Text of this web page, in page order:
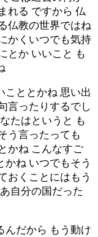
れる ですから 仏
仏教の世界ではね
かくいつでも気持
とか いいこと も
こととかね 思い出
言ったりするでし
たはというと も
う言ったっても
かね こんなすご
ね いつでもそう
おくことにはもう
自分の国だった
んだから もう動け